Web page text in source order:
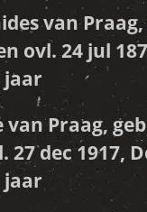
van
ovl. 24 jul
jaar
van Praag,
27 dec 1917,
jaar